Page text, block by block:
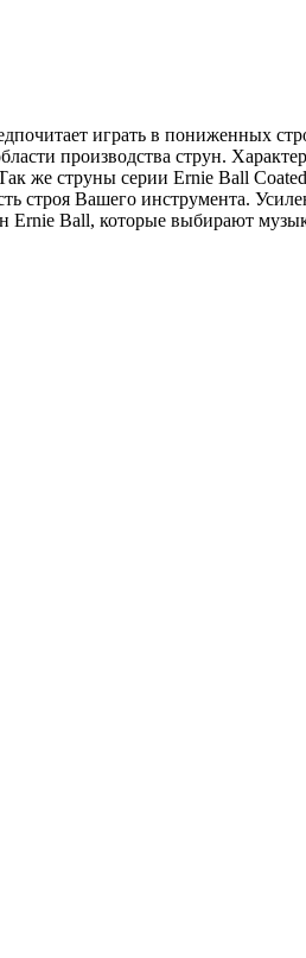
играть в пониженных
производства струн.
же струны серии Ernie Ball
строя Вашего инструмента.
Ball, которые выбирают